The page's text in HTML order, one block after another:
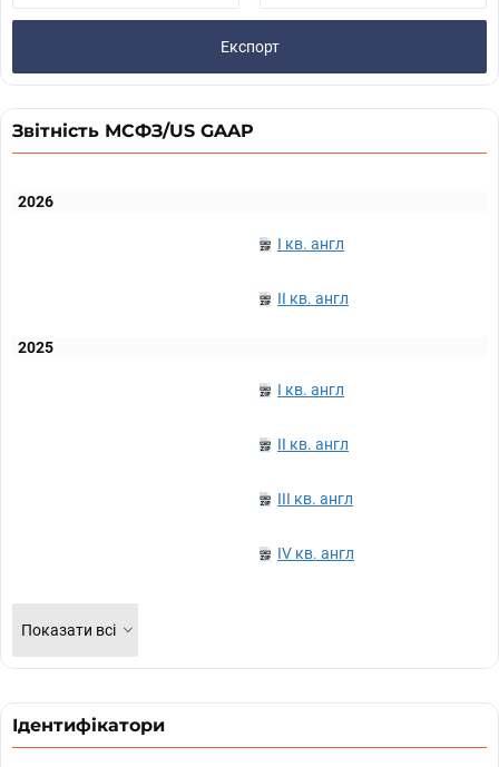
Експорт
Звітність МСФЗ/US GAAP
2026
I кв. англ
II кв. англ
2025
I кв. англ
II кв. англ
III кв. англ
IV кв. англ
Показати всі
Ідентифікатори